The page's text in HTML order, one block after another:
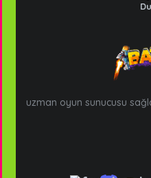
uzman oyun sunucusu